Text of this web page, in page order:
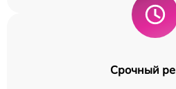
Срочный